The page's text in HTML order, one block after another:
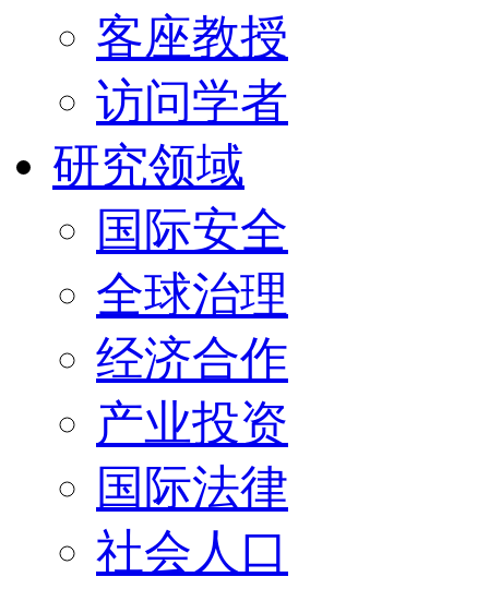
客座教授
访问学者
研究领域
国际安全
全球治理
经济合作
产业投资
国际法律
社会人口